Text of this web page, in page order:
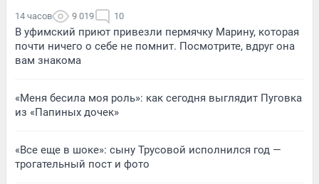
14 часов 9 019 10
В уфимский приют привезли пермячку Марину, которая
почти ничего о себе не помнит. Посмотрите, вдруг она
вам знакома
«Меня бесила моя роль»: как сегодня выглядит Пуговка
из «Папиных дочек»
«Все еще в шоке»: сыну Трусовой исполнился год —
трогательный пост и фото